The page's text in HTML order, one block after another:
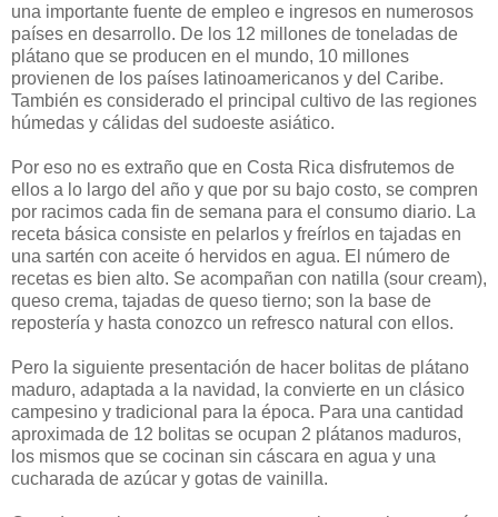
una importante fuente de empleo e ingresos en numerosos
países en desarrollo. De los 12 millones de toneladas de
plátano que se producen en el mundo, 10 millones
provienen de los países latinoamericanos y del Caribe.
También es considerado el principal cultivo de las regiones
húmedas y cálidas del sudoeste asiático.
Por eso no es extraño que en Costa Rica disfrutemos de
ellos a lo largo del año y que por su bajo costo, se compren
por racimos cada fin de semana para el consumo diario. La
receta básica consiste en pelarlos y freírlos en tajadas en
una sartén con aceite ó hervidos en agua. El número de
recetas es bien alto. Se acompañan con natilla (sour cream),
queso crema, tajadas de queso tierno; son la base de
repostería y hasta conozco un refresco natural con ellos.
Pero la siguiente presentación de hacer bolitas de plátano
maduro, adaptada a la navidad, la convierte en un clásico
campesino y tradicional para la época. Para una cantidad
aproximada de 12 bolitas se ocupan 2 plátanos maduros,
los mismos que se cocinan sin cáscara en agua y una
cucharada de azúcar y gotas de vainilla.